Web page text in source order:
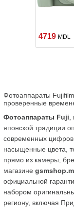
4719 MDL
Фотоаппараты Fujifilm
проверенные
Фотоаппараты Fuji
японской традиции
современных
насыщенные цвета,
прямо из камеры,
магазине
официальной
набором
региону, включая